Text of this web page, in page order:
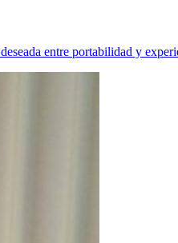
entre portabilidad y